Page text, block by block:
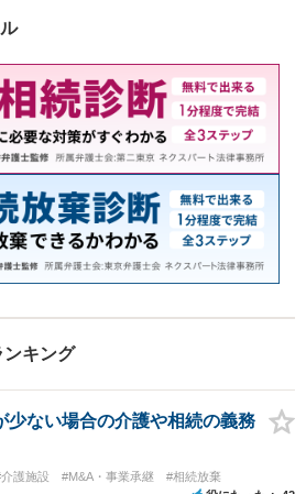
ください。
キング
少ない場合の介護や相続の義務
護施設 #M&A・事業承継 #相続放棄